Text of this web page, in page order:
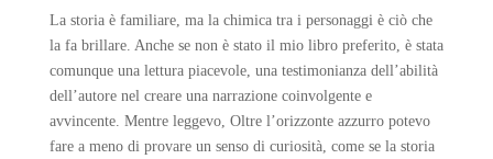
La storia è familiare, ma la chimica tra i personaggi è ciò che
la fa brillare. Anche se non è stato il mio libro preferito, è stata
comunque una lettura piacevole, una testimonianza dell’abilità
dell’autore nel creare una narrazione coinvolgente e
avvincente. Mentre leggevo, Oltre l’orizzonte azzurro potevo
fare a meno di provare un senso di curiosità, come se la storia